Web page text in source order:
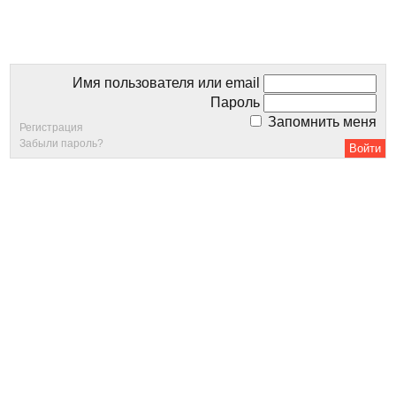
Имя пользователя или email
Пароль
Запомнить меня
Регистрация
Забыли пароль?